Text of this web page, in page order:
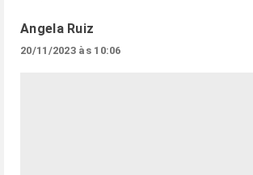
Angela Ruiz
20/11/2023 às 10:06